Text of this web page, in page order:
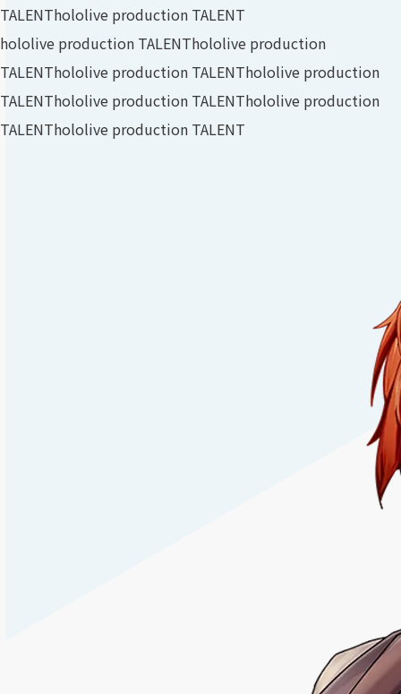
TALENThololive production TALENT
hololive production TALENThololive production
TALENThololive production TALENThololive production
TALENThololive production TALENThololive production
TALENThololive production TALENT